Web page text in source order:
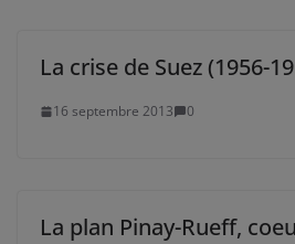
La crise de Suez (1956-
16 septembre 2013 0
La plan Pinay-Rueff,